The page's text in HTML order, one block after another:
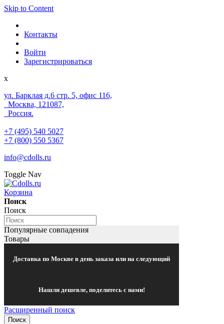
Skip to Content
Контакты
Войти
Зарегистрироваться
x
ул. Барклая д.6 стр. 5, офис 116,
Москва, 121087,
Россия.
+7 (495) 540 5027
+7 (800) 550 5367
info@cdolls.ru
Toggle Nav
Корзина
Поиск
Поиск
Популярные совпадения
Товары
Доставка по Москве в день заказа или на следующий
Нашли дешевле, поделитесь с нами!
Расширенный поиск
Поиск